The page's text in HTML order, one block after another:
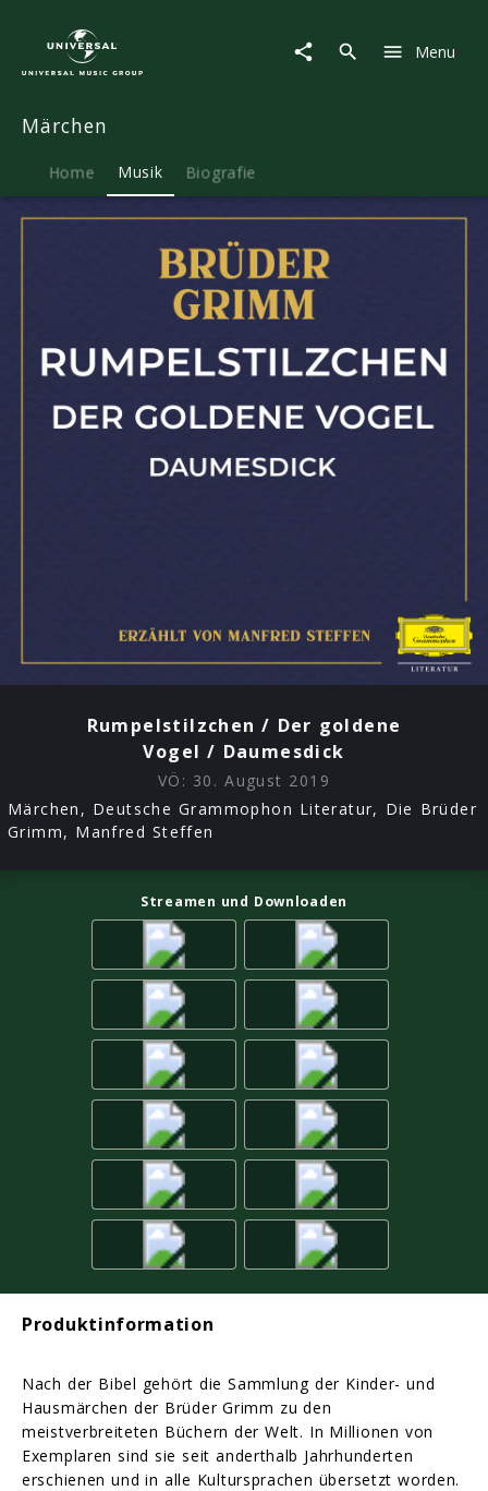
goldene
Vogel
Menu
Märchen
Home Musik Biografie
Rumpelstilzchen / Der goldene
Vogel / Daumesdick
VÖ: 30. August 2019
Märchen, Deutsche Grammophon Literatur, Die Brüder
Grimm, Manfred Steffen
Streamen und Downloaden
Produktinformation
Nach der Bibel gehört die Sammlung der Kinder- und
Hausmärchen der Brüder Grimm zu den
meistverbreiteten Büchern der Welt. In Millionen von
Exemplaren sind sie seit anderthalb Jahrhunderten
erschienen und in alle Kultursprachen übersetzt worden.